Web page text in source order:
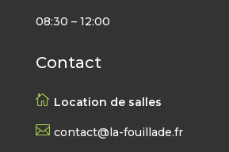
08:30 – 12:00
Contact
 Location de salles
 contact@la-fouillade.fr